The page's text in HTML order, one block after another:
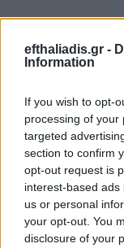
efthaliadis.gr -
Information
If you wish to opt-
processing of your
targeted
section to confirm
opt-out request is
interest-based
us or personal
your opt-out. You
disclosure of your
Ανακαλύψτε τα
Εδώ θα βρείτε
το μοναδικό τους
ΧΡΥΣΌΣ 18 ΚΑΡΑΤΊΩΝ